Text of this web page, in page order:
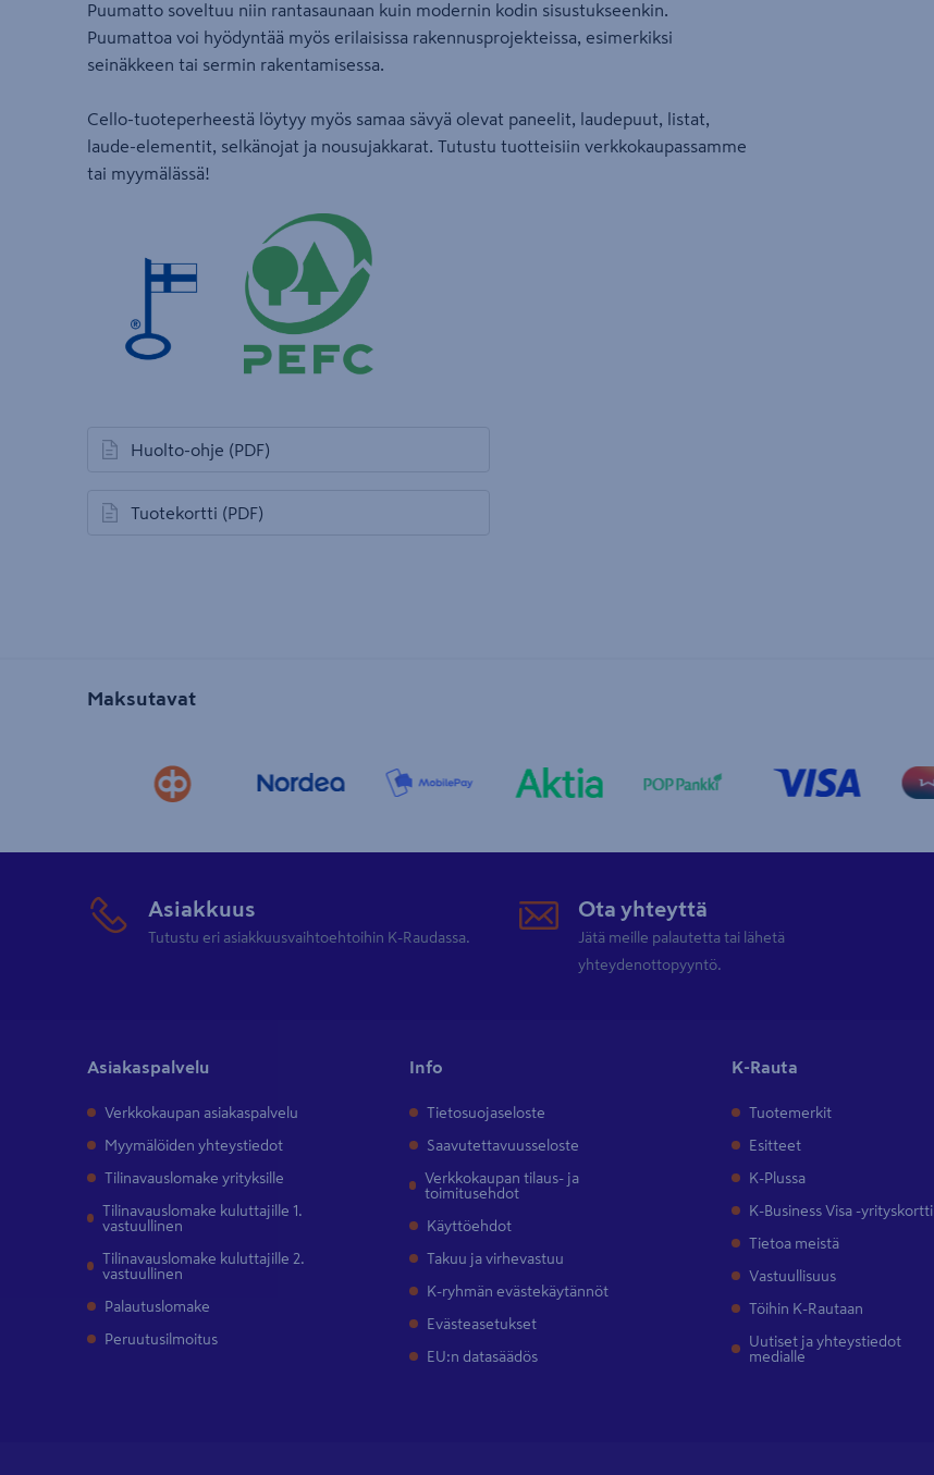
Puumatto soveltuu niin rantasaunaan kuin modernin kodin sisustukseenkin.
Puumattoa voi hyödyntää myös erilaisissa rakennusprojekteissa, esimerkiksi
seinäkkeen tai sermin rakentamisessa.
Cello-tuoteperheestä löytyy myös samaa sävyä olevat paneelit, laudepuut, listat,
laude-elementit, selkänojat ja nousujakkarat. Tutustu tuotteisiin verkkokaupassamme
tai myymälässä!
Huolto-ohje (PDF)
avautuu uuteen välilehteen
Tuotekortti (PDF)
avautuu uuteen välilehteen
Maksutavat
Asiakkuus
Tutustu eri asiakkuusvaihtoehtoihin K-Raudassa.
Ota yhteyttä
Jätä meille palautetta tai lähetä
yhteydenottopyyntö.
Asiakaspalvelu
Verkkokaupan asiakaspalvelu
Myymälöiden yhteystiedot
Tilinavauslomake yrityksille
Tilinavauslomake kuluttajille 1.
vastuullinen
Tilinavauslomake kuluttajille 2.
vastuullinen
Palautuslomake
Peruutusilmoitus
Info
Tietosuojaseloste
Saavutettavuusseloste
Verkkokaupan tilaus- ja
toimitusehdot
Käyttöehdot
Takuu ja virhevastuu
K-ryhmän evästekäytännöt
Evästeasetukset
EU:n datasäädös
K-Rauta
Tuotemerkit
Esitteet
K-Plussa
K-Business Visa -yrityskortti
Tietoa meistä
Vastuullisuus
Töihin K-Rautaan
Uutiset ja yhteystiedot
medialle